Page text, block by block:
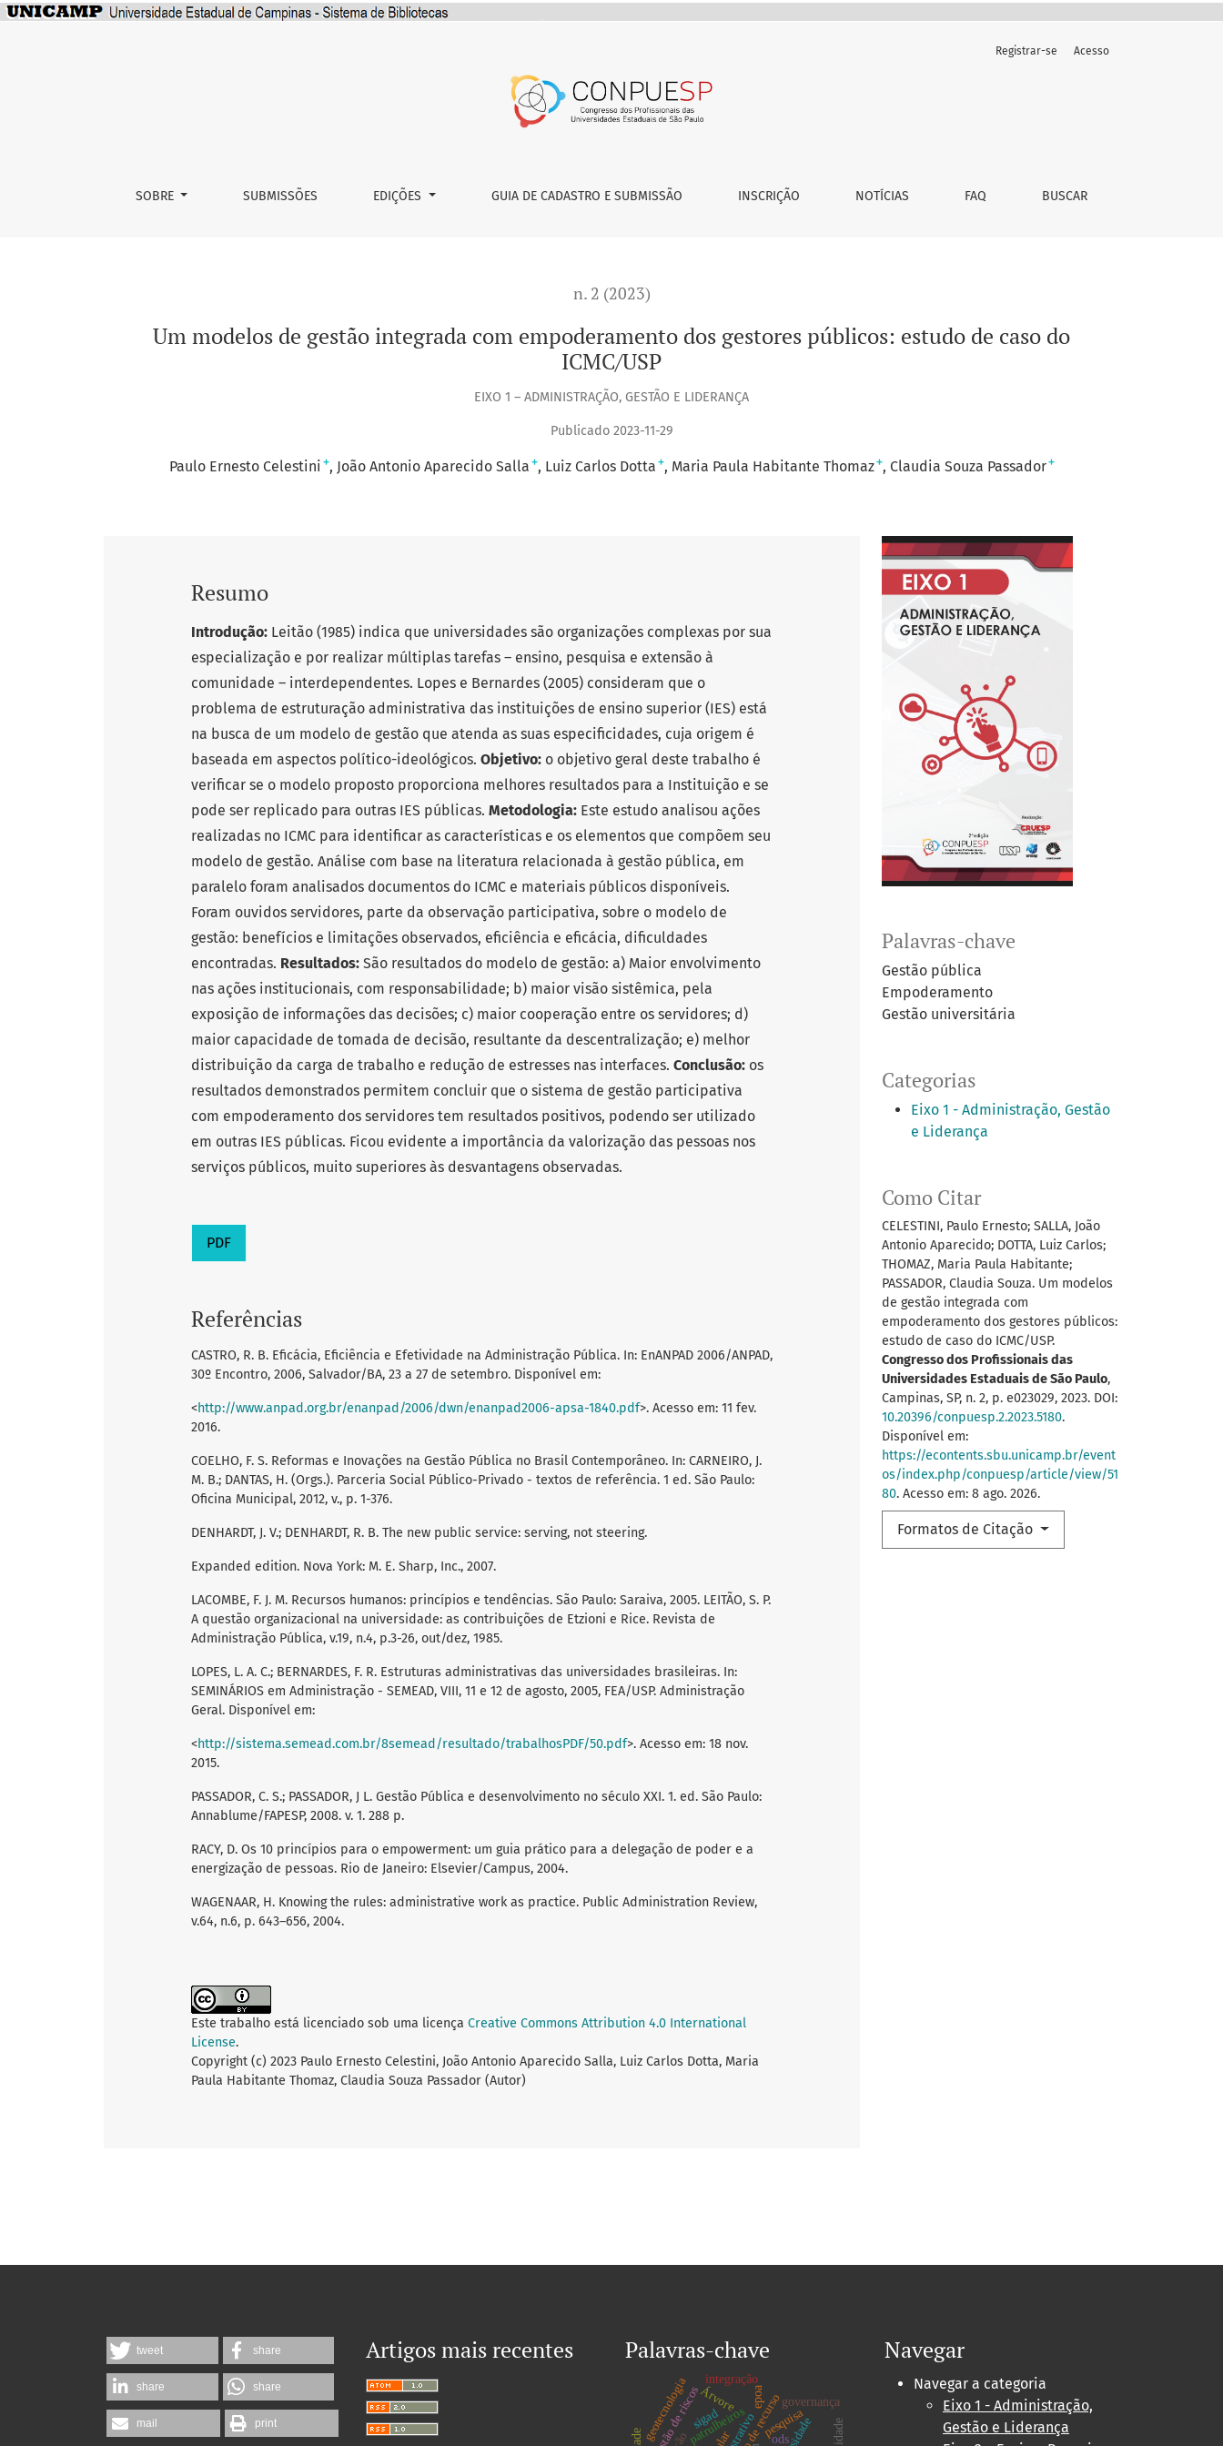
SOBRE SUBMISSÕES EDIÇÕES GUIA DE CADASTRO E SUBMISSÃO INSCRIÇÃO NOTÍCIAS FAQ BUSCAR
Registrar-se Acesso
n. 2 (2023)
Um modelos de gestão integrada com empoderamento dos gestores públicos: estudo de caso do
ICMC/USP
EIXO 1 – ADMINISTRAÇÃO, GESTÃO E LIDERANÇA
Publicado 2023-11-29
Paulo Ernesto Celestini + João Antonio Aparecido Salla + Luiz Carlos Dotta + Maria Paula Habitante Thomaz+ Claudia Souza Passador+
Palavras-chave
Gestão pública
Empoderamento
Gestão universitária
Categorias
Eixo 1 - Administração, Gestão
e Liderança
Como Citar
CELESTINI, Paulo Ernesto; SALLA, João
Antonio Aparecido; DOTTA, Luiz Carlos;
THOMAZ, Maria Paula Habitante;
PASSADOR, Claudia Souza. Um modelos
de gestão integrada com
empoderamento dos gestores públicos:
estudo de caso do ICMC/USP.
Congresso dos Profissionais das
Universidades Estaduais de São Paulo,
Campinas, SP, n. 2, p. e023029, 2023. DOI:
10.20396/conpuesp.2.2023.5180.
Disponível em:
https://econtents.sbu.unicamp.br/event
os/index.php/conpuesp/article/view/51
80. Acesso em: 8 ago. 2026.
Formatos de Citação
Resumo
Introdução: Leitão (1985) indica que universidades são organizações complexas por sua
especialização e por realizar múltiplas tarefas – ensino, pesquisa e extensão à
comunidade – interdependentes. Lopes e Bernardes (2005) consideram que o
problema de estruturação administrativa das instituições de ensino superior (IES) está
na busca de um modelo de gestão que atenda as suas especificidades, cuja origem é
baseada em aspectos político-ideológicos. Objetivo: o objetivo geral deste trabalho é
verificar se o modelo proposto proporciona melhores resultados para a Instituição e se
pode ser replicado para outras IES públicas. Metodologia: Este estudo analisou ações
realizadas no ICMC para identificar as características e os elementos que compõem seu
modelo de gestão. Análise com base na literatura relacionada à gestão pública, em
paralelo foram analisados documentos do ICMC e materiais públicos disponíveis.
Foram ouvidos servidores, parte da observação participativa, sobre o modelo de
gestão: benefícios e limitações observados, eficiência e eficácia, dificuldades
encontradas. Resultados: São resultados do modelo de gestão: a) Maior envolvimento
nas ações institucionais, com responsabilidade; b) maior visão sistêmica, pela
exposição de informações das decisões; c) maior cooperação entre os servidores; d)
maior capacidade de tomada de decisão, resultante da descentralização; e) melhor
distribuição da carga de trabalho e redução de estresses nas interfaces. Conclusão: os
resultados demonstrados permitem concluir que o sistema de gestão participativa
com empoderamento dos servidores tem resultados positivos, podendo ser utilizado
em outras IES públicas. Ficou evidente a importância da valorização das pessoas nos
serviços públicos, muito superiores às desvantagens observadas.
PDF
Referências
CASTRO, R. B. Eficácia, Eficiência e Efetividade na Administração Pública. In: EnANPAD 2006/ANPAD,
30º Encontro, 2006, Salvador/BA, 23 a 27 de setembro. Disponível em:
<http://www.anpad.org.br/enanpad/2006/dwn/enanpad2006-apsa-1840.pdf>. Acesso em: 11 fev.
2016.
COELHO, F. S. Reformas e Inovações na Gestão Pública no Brasil Contemporâneo. In: CARNEIRO, J.
M. B.; DANTAS, H. (Orgs.). Parceria Social Público-Privado - textos de referência. 1 ed. São Paulo:
Oficina Municipal, 2012, v., p. 1-376.
DENHARDT, J. V.; DENHARDT, R. B. The new public service: serving, not steering.
Expanded edition. Nova York: M. E. Sharp, Inc., 2007.
LACOMBE, F. J. M. Recursos humanos: princípios e tendências. São Paulo: Saraiva, 2005. LEITÃO, S. P.
A questão organizacional na universidade: as contribuições de Etzioni e Rice. Revista de
Administração Pública, v.19, n.4, p.3-26, out/dez, 1985.
LOPES, L. A. C.; BERNARDES, F. R. Estruturas administrativas das universidades brasileiras. In:
SEMINÁRIOS em Administração - SEMEAD, VIII, 11 e 12 de agosto, 2005, FEA/USP. Administração
Geral. Disponível em:
<http://sistema.semead.com.br/8semead/resultado/trabalhosPDF/50.pdf>. Acesso em: 18 nov.
2015.
PASSADOR, C. S.; PASSADOR, J L. Gestão Pública e desenvolvimento no século XXI. 1. ed. São Paulo:
Annablume/FAPESP, 2008. v. 1. 288 p.
RACY, D. Os 10 princípios para o empowerment: um guia prático para a delegação de poder e a
energização de pessoas. Rio de Janeiro: Elsevier/Campus, 2004.
WAGENAAR, H. Knowing the rules: administrative work as practice. Public Administration Review,
v.64, n.6, p. 643–656, 2004.
Este trabalho está licenciado sob uma licença Creative Commons Attribution 4.0 International
License.
Copyright (c) 2023 Paulo Ernesto Celestini, João Antonio Aparecido Salla, Luiz Carlos Dotta, Maria
Paula Habitante Thomaz, Claudia Souza Passador (Autor)
tweet share
share share
mail print
Artigos mais recentes Palavras-chave
pesquisa
patrulheiros
governança
gestão de riscosÁrvore
geotecnologia ods
epoa
sigad
integração
Navegar
Navegar a categoria
Eixo 1 - Administração,
Gestão e Liderança